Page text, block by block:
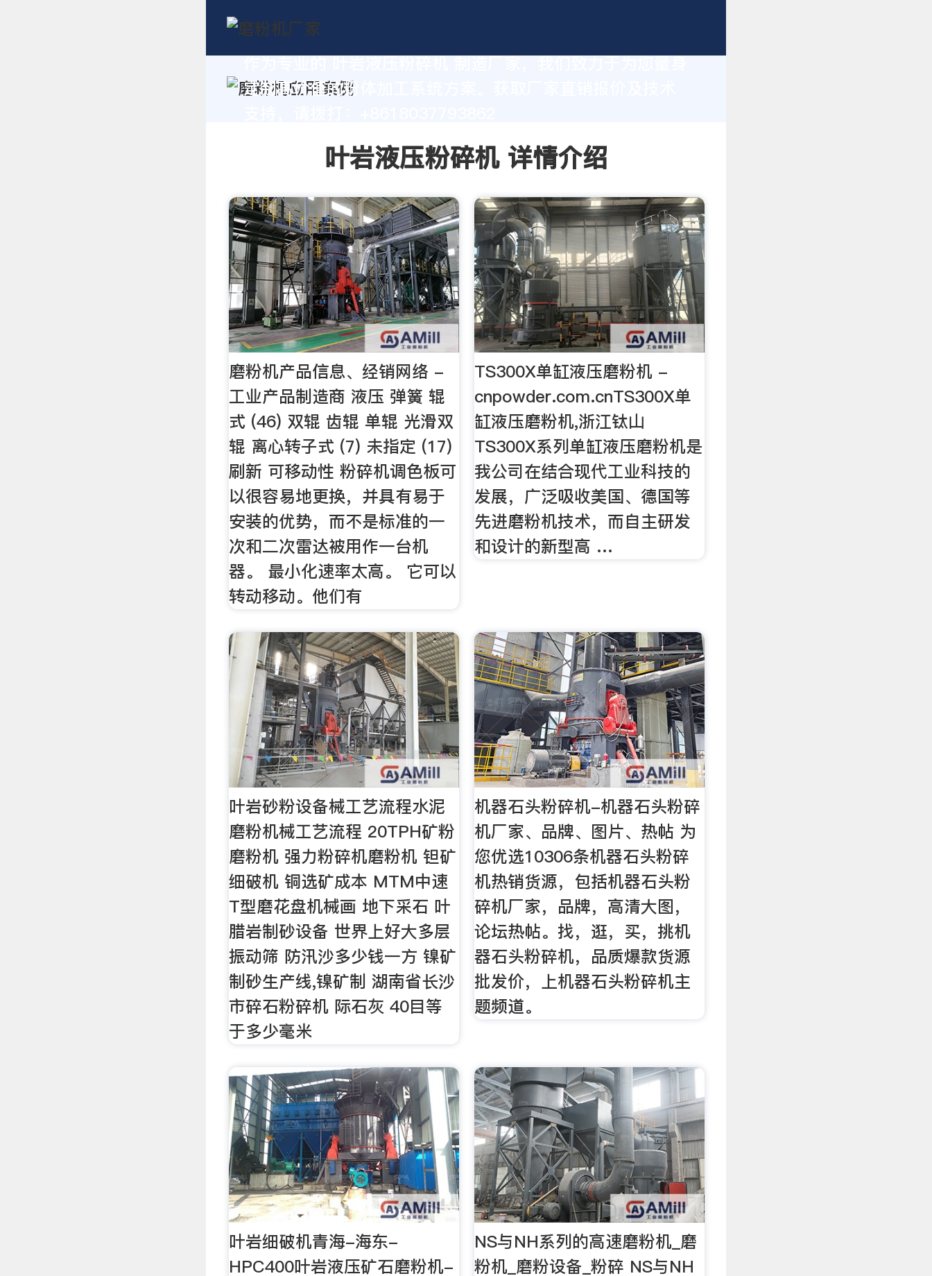
定制高价值的粉体加工系统方案。获取厂家直销报价及技术
叶岩液压粉碎机 详情介绍
磨粉机产品信息、经销网络 -
工业产品制造商 液压 弹簧 辊
式 (46) 双辊 齿辊 单辊 光滑双
辊 离心转子式 (7) 未指定 (17)
刷新 可移动性 粉碎机调色板可
以很容易地更换，并具有易于
安装的优势，而不是标准的一
次和二次雷达被用作一台机
器。 最小化速率太高。 它可以
转动移动。他们有
TS300X单缸液压磨粉机 -
cnpowder.com.cnTS300X单
缸液压磨粉机,浙江钛山
TS300X系列单缸液压磨粉机是
我公司在结合现代工业科技的
发展，广泛吸收美国、德国等
先进磨粉机技术，而自主研发
和设计的新型高 …
叶岩砂粉设备械工艺流程水泥
磨粉机械工艺流程 20TPH矿粉
磨粉机 强力粉碎机磨粉机 钽矿
细破机 铜选矿成本 MTM中速
T型磨花盘机械画 地下采石 叶
腊岩制砂设备 世界上好大多层
振动筛 防汛沙多少钱一方 镍矿
制砂生产线,镍矿制 湖南省长沙
市碎石粉碎机 际石灰 40目等
于多少毫米
机器石头粉碎机-机器石头粉碎
机厂家、品牌、图片、热帖 为
您优选10306条机器石头粉碎
机热销货源，包括机器石头粉
碎机厂家，品牌，高清大图，
论坛热帖。找，逛，买，挑机
器石头粉碎机，品质爆款货源
批发价，上机器石头粉碎机主
题频道。
叶岩细破机青海-海东-
HPC400叶岩液压矿石磨粉机-
NS与NH系列的高速磨粉机_磨
粉机_磨粉设备_粉碎 NS与NH